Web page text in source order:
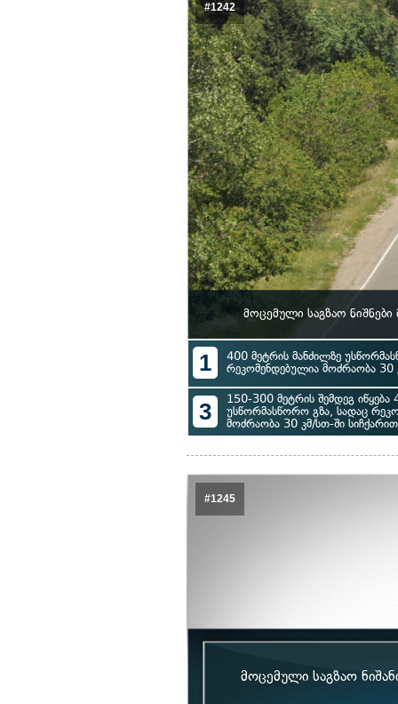
#1242
მოცემული საგზაო
1
400 მეტრის მანძილზე
რეკომენდებულია მოძრაობა 30
3
150-300 მეტრის შემდეგ იწყება
უსწორმასწორო გზა, სადაც
მოძრაობა 30 კმ/სთ-ში სიჩქარით
#1245
მოცემული საგზაო